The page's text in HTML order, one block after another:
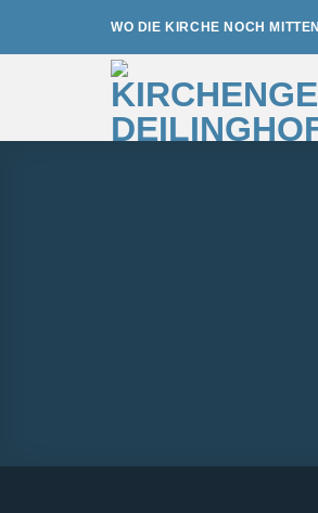
WO DIE KIRCHE NOCH